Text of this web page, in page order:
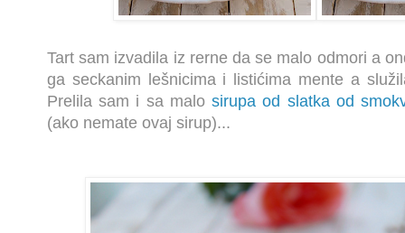
Tart sam izvadila iz rerne da se malo odmori a
ga seckanim lešnicima i listićima mente a
Prelila sam i sa malosirupa od slatka od
(ako nemate ovaj sirup)...